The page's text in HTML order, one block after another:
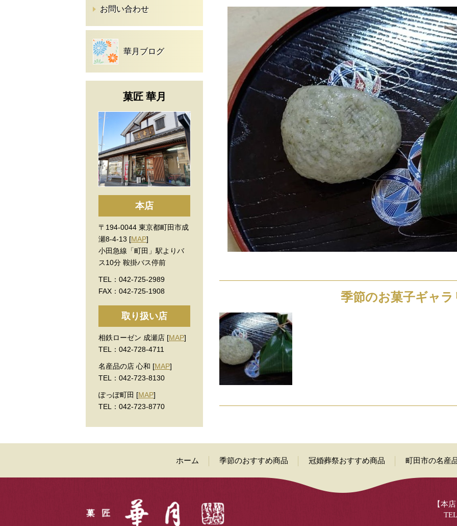
季節のお菓子ギャラ
お問い合わせ
華月ブログ
菓匠 華月
本店
〒194-0044 東京都町田市成
瀬8-4-13 [MAP]
小田急線「町田」駅よりバ
ス10分 鞍掛バス停前
TEL：042-725-2989
FAX：042-725-1908
取り扱い店
相鉄ローゼン 成瀬店 [MAP]
TEL：042-728-4711
名産品の店 心和 [MAP]
TEL：042-723-8130
ぽっぽ町田 [MAP]
TEL：042-723-8770
ホーム 季節のおすすめ商品 冠婚葬祭おすすめ商品 町田市の名産
【本